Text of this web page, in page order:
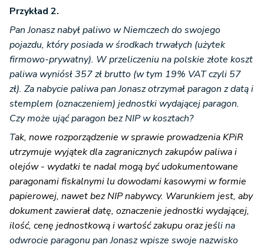
Przykład 2.
Pan Jonasz nabył paliwo w Niemczech do swojego
pojazdu, który posiada w środkach trwałych (użytek
firmowo-prywatny). W przeliczeniu na polskie złote koszt
paliwa wyniósł 357 zł brutto (w tym 19% VAT czyli 57
zł). Za nabycie paliwa pan Jonasz otrzymał paragon z datą i
stemplem (oznaczeniem) jednostki wydającej paragon.
Czy może ująć paragon bez NIP w kosztach?
Tak, nowe rozporządzenie w sprawie prowadzenia KPiR
utrzymuje wyjątek dla zagranicznych zakupów paliwa i
olejów - wydatki te nadal mogą być udokumentowane
paragonami fiskalnymi lu dowodami kasowymi w formie
papierowej, nawet bez NIP nabywcy. Warunkiem jest, aby
dokument zawierał datę, oznaczenie jednostki wydającej,
ilość, cenę jednostkową i wartość zakupu oraz jeśli na
odwrocie paragonu pan Jonasz wpisze swoje nazwisko